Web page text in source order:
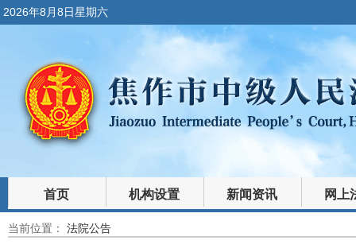
2026年8月8日星期六
首页 机构设置 新闻资讯 网上
裁判文书
当前位置： 法院公告